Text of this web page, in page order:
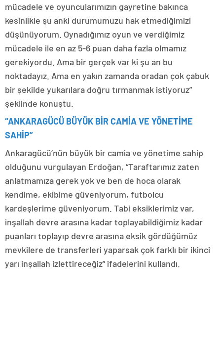
mücadele ve oyuncularımızın gayretine bakınca
kesinlikle şu anki durumumuzu hak etmediğimizi
düşünüyorum. Oynadığımız oyun ve verdiğimiz
mücadele ile en az 5-6 puan daha fazla olmamız
gerekiyordu. Ama bir gerçek var ki şu an bu
noktadayız. Ama en yakın zamanda oradan çok çabuk
bir şekilde yukarılara doğru tırmanmak istiyoruz”
şeklinde konuştu.
“ANKARAGÜCÜ BÜYÜK BİR CAMİA VE YÖNETİME
SAHİP”
Ankaragücü’nün büyük bir camia ve yönetime sahip
olduğunu vurgulayan Erdoğan, “Taraftarımız zaten
anlatmamıza gerek yok ve ben de hoca olarak
kendime, ekibime güveniyorum, futbolcu
kardeşlerime güveniyorum. Tabi eksiklerimiz var,
inşallah devre arasına kadar toplayabildiğimiz kadar
puanları toplayıp devre arasına eksik gördüğümüz
mevkilere de transferleri yaparsak çok farklı bir ikinci
yarı inşallah izlettireceğiz” ifadelerini kullandı.